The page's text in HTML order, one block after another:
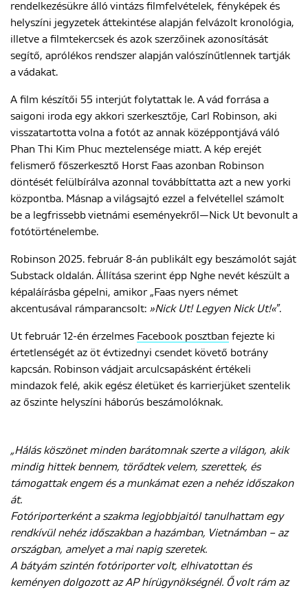
rendelkezésükre álló vintázs filmfelvételek, fényképek és
helyszíni jegyzetek áttekintése alapján felvázolt kronológia,
illetve a filmtekercsek és azok szerzőinek azonosítását
segítő, aprólékos rendszer alapján valószínűtlennek tartják
a vádakat.
A film készítői 55 interjút folytattak le. A vád forrása a
saigoni iroda egy akkori szerkesztője, Carl Robinson, aki
visszatartotta volna a fotót az annak középpontjává váló
Phan Thi Kim Phuc meztelensége miatt. A kép erejét
felismerő főszerkesztő Horst Faas azonban Robinson
döntését felülbírálva azonnal továbbíttatta azt a new yorki
központba. Másnap a világsajtó ezzel a felvétellel számolt
be a legfrissebb vietnámi eseményekről—Nick Ut bevonult a
fotótörténelembe.
Robinson 2025. február 8-án publikált egy beszámolót saját
Substack oldalán. Állítása szerint épp Nghe nevét készült a
képaláírásba gépelni, amikor „Faas nyers német
akcentusával rámparancsolt: »Nick Ut! Legyen Nick Ut!«”.
Ut február 12-én érzelmes Facebook posztban fejezte ki
értetlenségét az öt évtizednyi csendet követő botrány
kapcsán. Robinson vádjait arculcsapásként értékeli
mindazok felé, akik egész életüket és karrierjüket szentelik
az őszinte helyszíni háborús beszámolóknak.
„Hálás köszönet minden barátomnak szerte a világon, akik
mindig hittek bennem, törődtek velem, szerettek, és
támogattak engem és a munkámat ezen a nehéz időszakon
át.
Fotóriporterként a szakma legjobbjaitól tanulhattam egy
rendkívül nehéz időszakban a hazámban, Vietnámban – az
országban, amelyet a mai napig szeretek.
A bátyám szintén fotóriporter volt, elhivatottan és
keményen dolgozott az AP hírügynökségnél. Ő volt rám az